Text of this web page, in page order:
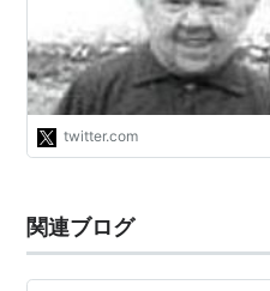
できるって信じちゃっている
が目立ちますね。ヒドイのに
「日本人を特定する遺伝子が
か言ってるのもある。 ニセ科
人、出番じゃないかな。"
twitter.com
関連ブログ